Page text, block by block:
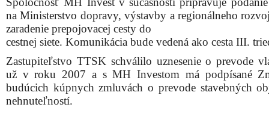
na Ministerstvo dopravy, výstavby a regionálneho
zaradenie prepojovacej cesty do
cestnej siete. Komunikácia bude vedená ako cesta III.
Zastupiteľstvo TTSK schválilo uznesenie o prevode
už v roku 2007 a s MH Investom má podpísané
budúcich kúpnych zmluvách o prevode stavebných
nehnuteľností.